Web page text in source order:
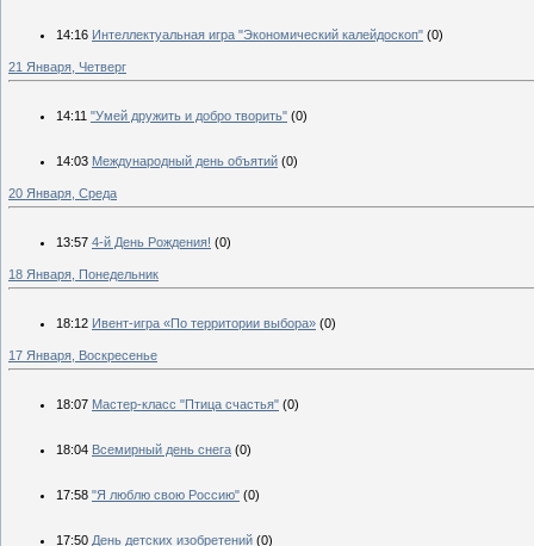
14:16 Интеллектуальная игра "Экономический калейдоскоп" (0)
21 Января, Четверг
14:11 "Умей дружить и добро творить" (0)
14:03 Международный день объятий (0)
20 Января, Среда
13:57 4-й День Рождения! (0)
18 Января, Понедельник
18:12 Ивент-игра «По территории выбора» (0)
17 Января, Воскресенье
18:07 Мастер-класс "Птица счастья" (0)
18:04 Всемирный день снега (0)
17:58 "Я люблю свою Россию" (0)
17:50 День детских изобретений (0)